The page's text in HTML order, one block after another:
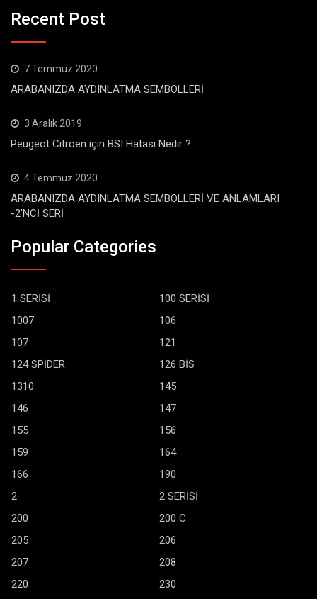
Recent Post
7 Temmuz 2020
ARABANIZDA AYDINLATMA SEMBOLLERİ
3 Aralık 2019
Peugeot Citroen için BSI Hatası Nedir ?
4 Temmuz 2020
ARABANIZDA AYDINLATMA SEMBOLLERİ VE ANLAMLARI
-2’NCİ SERİ
Popular Categories
1 SERİSİ
100 SERİSİ
1007
106
107
121
124 SPİDER
126 BİS
1310
145
146
147
155
156
159
164
166
190
2
2 SERİSİ
200
200 C
205
206
207
208
220
230